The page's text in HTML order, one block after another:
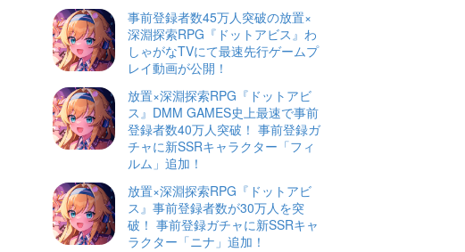
事前登録者数45万人突破の放置×
深淵探索RPG『ドットアビス』わ
しゃがなTVにて最速先行ゲームプ
レイ動画が公開！
放置×深淵探索RPG『ドットアビ
ス』DMM GAMES史上最速で事前
登録者数40万人突破！ 事前登録ガ
チャに新SSRキャラクター「フィ
ルム」追加！
放置×深淵探索RPG『ドットアビ
ス』事前登録者数が30万人を突
破！ 事前登録ガチャに新SSRキャ
ラクター「ニナ」追加！